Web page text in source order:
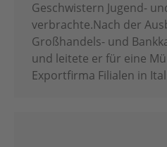
Geschwistern Jugend-
verbrachte.Nach der
Großhandels- und
und leitete er für eine
Exportfirma Filialen in